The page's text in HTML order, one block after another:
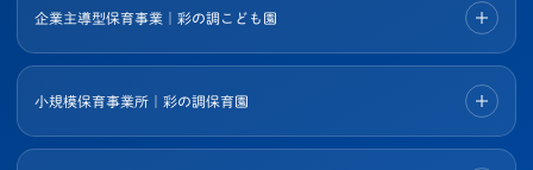
企業主導型保育事業｜彩の調こども園
小規模保育事業所｜彩の調保育園